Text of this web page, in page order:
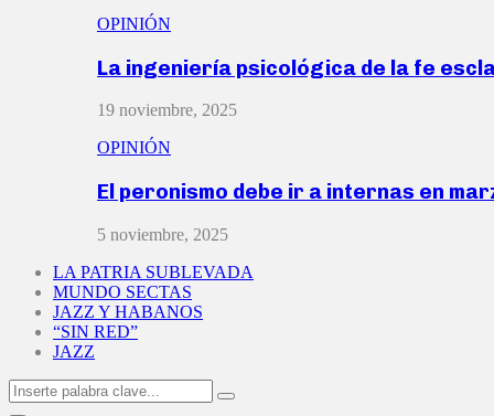
OPINIÓN
La ingeniería psicológica de la fe
19 noviembre, 2025
OPINIÓN
El peronismo debe ir a internas en
5 noviembre, 2025
LA PATRIA SUBLEVADA
MUNDO SECTAS
JAZZ Y HABANOS
“SIN RED”
JAZZ
Search
for:
Search